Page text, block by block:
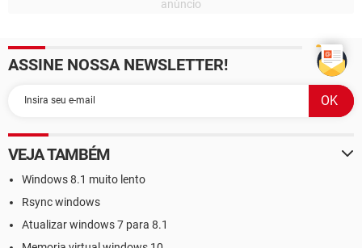
ASSINE NOSSA NEWSLETTER!
VEJA TAMBÉM
Windows 8.1 muito lento
Rsync windows
Atualizar windows 7 para 8.1